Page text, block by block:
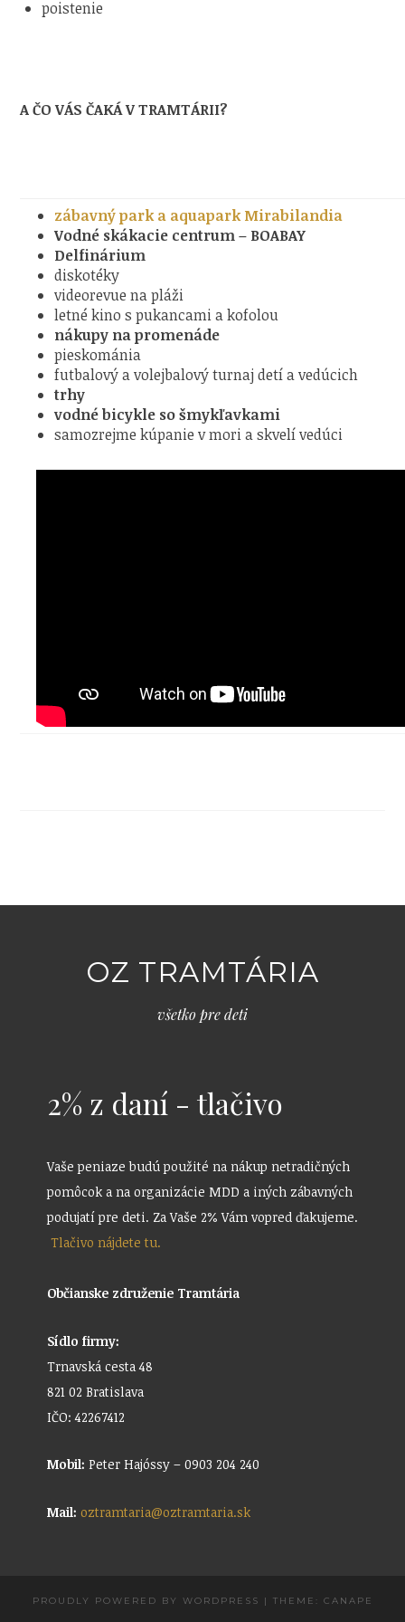
poistenie
A ČO VÁS ČAKÁ V TRAMTÁRII?
zábavný park a aquapark Mirabilandia
Vodné skákacie centrum – BOABAY
Delfinárium
diskotéky
videorevue na pláži
letné kino s pukancami a kofolou
nákupy na promenáde
pieskománia
futbalový a volejbalový turnaj detí a vedúcich
trhy
vodné bicykle so šmykľavkami
samozrejme kúpanie v mori a skvelí vedúci
OZ TRAMTÁRIA
všetko pre deti
2% z daní - tlačivo
Vaše peniaze budú použité na nákup netradičných
pomôcok a na organizácie MDD a iných zábavných
podujatí pre deti. Za Vaše 2% Vám vopred ďakujeme.
Tlačivo nájdete tu.
Občianske združenie Tramtária
Sídlo firmy:
Trnavská cesta 48
821 02 Bratislava
IČO: 42267412
Mobil: Peter Hajóssy – 0903 204 240
Mail: oztramtaria@oztramtaria.sk
PROUDLY POWERED BY WORDPRESS | THEME: CANAPE